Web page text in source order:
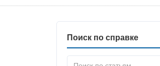
Поиск по справке